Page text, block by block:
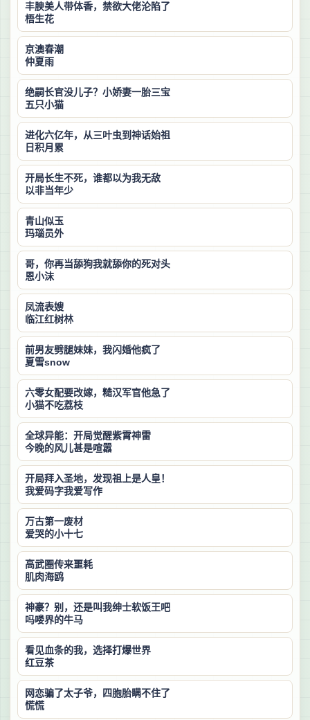
丰腴美人带体香，禁欲大佬沦陷了
梧生花
京澳春潮
仲夏雨
绝嗣长官没儿子？小娇妻一胎三宝
五只小猫
进化六亿年，从三叶虫到神话始祖
日积月累
开局长生不死，谁都以为我无敌
以非当年少
青山似玉
玛瑙员外
哥，你再当舔狗我就舔你的死对头
恩小沫
凤流表嫂
临江红树林
前男友劈腿妹妹，我闪婚他疯了
夏雪snow
六零女配要改嫁，糙汉军官他急了
小猫不吃荔枝
全球异能：开局觉醒紫霄神雷
今晚的风儿甚是喧嚣
开局拜入圣地，发现祖上是人皇！
我爱码字我爱写作
万古第一废材
爱哭的小十七
高武圈传来噩耗
肌肉海鸥
神豪？别，还是叫我绅士软饭王吧
吗喽界的牛马
看见血条的我，选择打爆世界
红豆茶
网恋骗了太子爷，四胞胎瞒不住了
慌慌